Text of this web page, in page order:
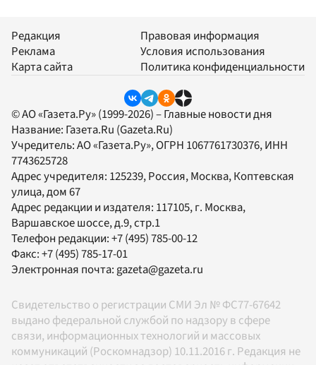
Редакция
Реклама
Карта сайта
Правовая информация
Условия использования
Политика конфиденциальности
© АО «Газета.Ру» (1999-2026) – Главные новости дня
Название: Газета.Ru (Gazeta.Ru)
Учредитель:АО «Газета.Ру», ОГРН 1067761730376, ИНН
7743625728
Адрес учредителя: 125239, Россия, Москва, Коптевская
улица, дом 67
Адрес редакции и издателя: 117105, г. Москва,
Варшавское шоссе, д.9, стр.1
Телефон редакции:+7 (495) 785-00-12
Факс:+7 (495) 785-17-01
Электронная почта: gazeta@gazeta.ru
Свидетельство о регистрации СМИ Эл № ФС77-67642
выдано федеральной службой по надзору в сфере
связи, информационных технологий и массовых
коммуникаций (Роскомнадзор) 10.11.2016 г. Редакция не